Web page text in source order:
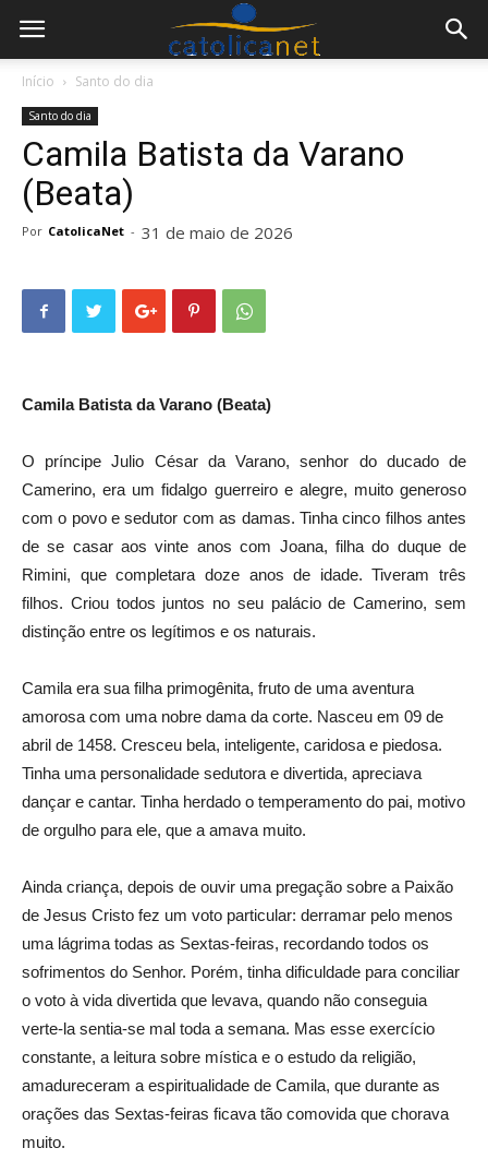
Início Santo do dia
Santo do dia
Camila Batista da Varano
(Beata)
Por CatolicaNet - 31 de maio de 2026
Camila Batista da Varano (Beata)
O príncipe Julio César da Varano, senhor do ducado de
Camerino, era um fidalgo guerreiro e alegre, muito generoso
com o povo e sedutor com as damas. Tinha cinco filhos antes
de se casar aos vinte anos com Joana, filha do duque de
Rimini, que completara doze anos de idade. Tiveram três
filhos. Criou todos juntos no seu palácio de Camerino, sem
distinção entre os legítimos e os naturais.
Camila era sua filha primogênita, fruto de uma aventura
amorosa com uma nobre dama da corte. Nasceu em 09 de
abril de 1458. Cresceu bela, inteligente, caridosa e piedosa.
Tinha uma personalidade sedutora e divertida, apreciava
dançar e cantar. Tinha herdado o temperamento do pai, motivo
de orgulho para ele, que a amava muito.
Ainda criança, depois de ouvir uma pregação sobre a Paixão
de Jesus Cristo fez um voto particular: derramar pelo menos
uma lágrima todas as Sextas-feiras, recordando todos os
sofrimentos do Senhor. Porém, tinha dificuldade para conciliar
o voto à vida divertida que levava, quando não conseguia
verte-la sentia-se mal toda a semana. Mas esse exercício
constante, a leitura sobre mística e o estudo da religião,
amadureceram a espiritualidade de Camila, que durante as
orações das Sextas-feiras ficava tão comovida que chorava
muito.